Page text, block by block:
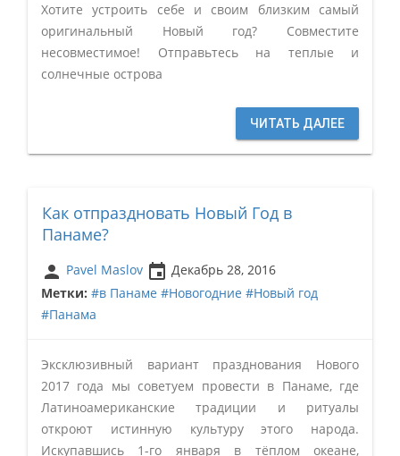
Хотите устроить себе и своим близким самый
оригинальный Новый год? Совместите
несовместимое! Отправьтесь на теплые и
солнечные острова
ЧИТАТЬ ДАЛЕЕ
Как отпраздновать Новый Год в
Панаме?
person Pavel Maslov insert_invitation Декабрь 28, 2016
Метки: #в Панаме #Новогодние #Новый год
#Панама
Эксклюзивный вариант празднования Нового
2017 года мы советуем провести в Панаме, где
Латиноамериканские традиции и ритуалы
откроют истинную культуру этого народа.
Искупавшись 1-го января в тёплом океане,